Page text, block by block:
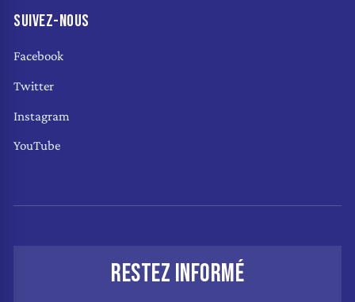
SUIVEZ-NOUS
Facebook
Twitter
Instagram
YouTube
RESTEZ INFORMÉ